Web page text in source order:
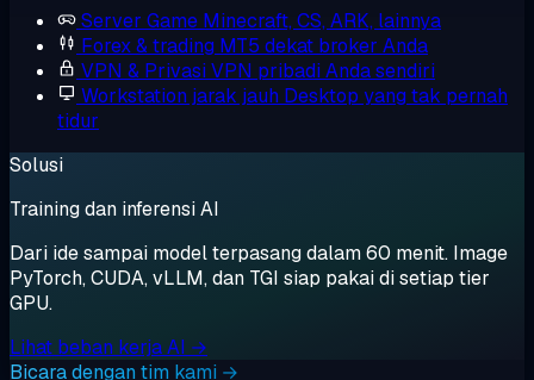
Server Game Minecraft, CS, ARK, lainnya
Forex & trading MT5 dekat broker Anda
VPN & Privasi VPN pribadi Anda sendiri
Workstation jarak jauh Desktop yang tak pernah
tidur
Solusi
Training dan inferensi AI
Dari ide sampai model terpasang dalam 60 menit. Image
PyTorch, CUDA, vLLM, dan TGI siap pakai di setiap tier
GPU.
Lihat beban kerja AI →
Bicara dengan tim kami →